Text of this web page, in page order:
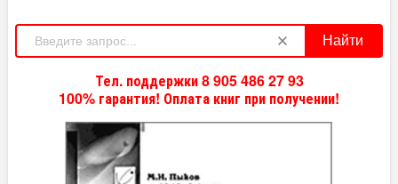
Найти
Тел. поддержки 8 905 486 27 93
100% гарантия! Оплата книг при получении!